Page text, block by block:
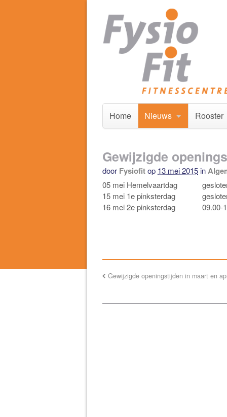
Home Nieuws Rooster
Gewijzigde
door Fysiofitop 13 mei 2015 in
05 mei Hemelvaartdag
15 mei 1e pinksterdag
16 mei 2e pinksterdag
09.00-
Gewijzigde openingstijden in maart en